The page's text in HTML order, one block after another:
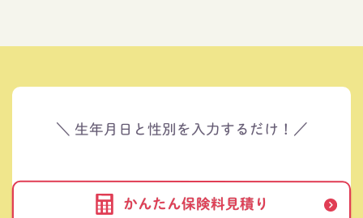
＼ 生年月日と性別を入力するだけ！／
かんたん保険料見積り